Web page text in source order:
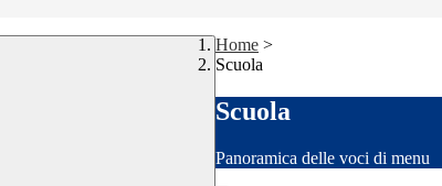
Home >
Scuola
Scuola
Panoramica delle voci di menu